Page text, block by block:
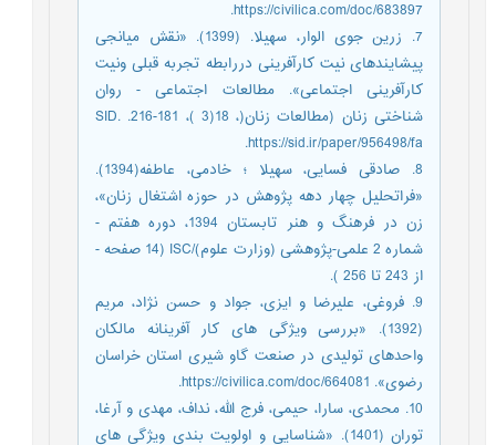
https://civilica.com/doc/683897.
7. زرین جوی الوار، سهیلا. (1399). «نقش میانجی
پیشایندهای نیت کارآفرینی دررابطه تجربه قبلی ونیت
کارآفرینی اجتماعی». مطالعات اجتماعی - روان
شناختی زنان (مطالعات زنان(، 18(3 )، 181-216. SID.
https://sid.ir/paper/956498/fa.
8. صادقی فسایی، سهیلا ؛ خادمی، عاطفه(1394).
«فراتحلیل چهار دهه پژوهش در حوزه اشتغال زنان»،
زن در فرهنگ و هنر تابستان 1394، دوره هفتم -
شماره 2 علمی-پژوهشی (وزارت علوم)/ISC (‎14 صفحه -
از 243 تا 256 ).
9. فروغی، علیرضا و ایزی، جواد و حسن نژاد، مریم
(1392). «بررسی ویژگی های کار آفرینانه مالکان
واحدهای تولیدی در صنعت گاو شیری استان خراسان
رضوی». https://civilica.com/doc/664081.
10. محمدی، سارا، حیمی، فرج الله، نداف، مهدی و آرغا،
توران (1401). «شناسایی و اولویت بندی ویژگی های